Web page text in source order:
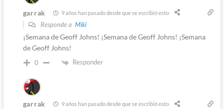
garrak 9 años han pasado desde que se escribió esto
Responde a Miki
¡Semana de Geoff Johns! ¡Semana de Geoff Johns! ¡Semana
de Geoff Johns!
0 Responder
garrak 9 años han pasado desde que se escribió esto